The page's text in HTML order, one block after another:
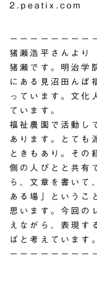
2.peatix.com
－－－－－－－－
猪瀬浩平さんより
猪瀬です。明治学
にある見沼田んぼ
っています。文化
ています。
福祉農園で活動し
あります。とても
ときもあり。その
側の人びとと共有
ら、文章を書いて
ある場」というこ
思います。今回の
えながら、表現す
ばと考えています。
－－－－－－－－